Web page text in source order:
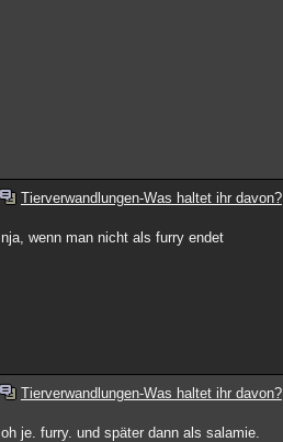
Tierverwandlungen-Was haltet ihr davon?
nja, wenn man nicht als furry endet
Tierverwandlungen-Was haltet ihr davon?
oh je. furry. und später dann als salamie.